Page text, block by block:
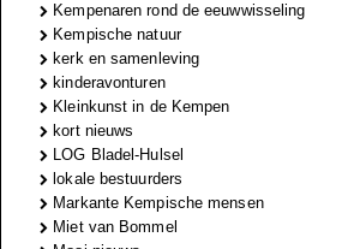
Kempenaren rond de eeuwwisseling
Kempische natuur
kerk en samenleving
kinderavonturen
Kleinkunst in de Kempen
kort nieuws
LOG Bladel-Hulsel
lokale bestuurders
Markante Kempische mensen
Miet van Bommel